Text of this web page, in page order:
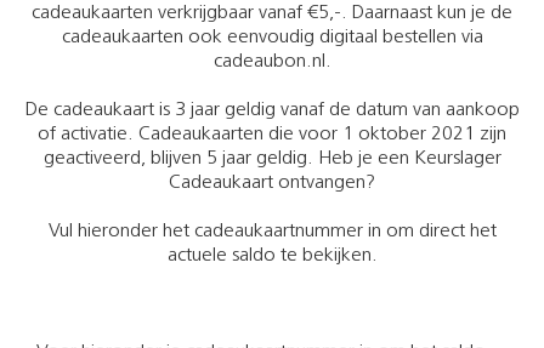
cadeaukaarten verkrijgbaar vanaf €5,-. Daarnaast kun je de
cadeaukaarten ook eenvoudig digitaal bestellen via
cadeaubon.nl.
De cadeaukaart is 3 jaar geldig vanaf de datum van aankoop
of activatie. Cadeaukaarten die voor 1 oktober 2021 zijn
geactiveerd, blijven 5 jaar geldig. Heb je een Keurslager
Cadeaukaart ontvangen?
Vul hieronder het cadeaukaartnummer in om direct het
actuele saldo te bekijken.